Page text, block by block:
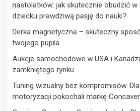
nastolatków: jak skutecznie obudzić w
dziecku prawdziwą pasję do nauki?
Derka magnetyczna – skuteczny
twojego pupila
Aukcje samochodowe w USA i
zamkniętego rynku
Tuning wizualny bez kompromisów.
motoryzacji pokochali markę